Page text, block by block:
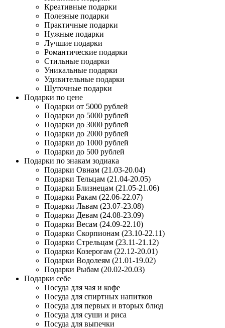
Креативные подарки
Полезные подарки
Практичные подарки
Нужные подарки
Лучшие подарки
Романтические подарки
Стильные подарки
Уникальные подарки
Удивительные подарки
Шуточные подарки
Подарки по цене
Подарки от 5000 рублей
Подарки до 5000 рублей
Подарки до 3000 рублей
Подарки до 2000 рублей
Подарки до 1000 рублей
Подарки до 500 рублей
Подарки по знакам зодиака
Подарки Овнам (21.03-20.04)
Подарки Тельцам (21.04-20.05)
Подарки Близнецам (21.05-21.06)
Подарки Ракам (22.06-22.07)
Подарки Львам (23.07-23.08)
Подарки Девам (24.08-23.09)
Подарки Весам (24.09-22.10)
Подарки Скорпионам (23.10-22.11)
Подарки Стрельцам (23.11-21.12)
Подарки Козерогам (22.12-20.01)
Подарки Водолеям (21.01-19.02)
Подарки Рыбам (20.02-20.03)
Подарки себе
Посуда для чая и кофе
Посуда для спиртных напитков
Посуда для первых и вторых блюд
Посуда для суши и риса
Посуда для выпечки